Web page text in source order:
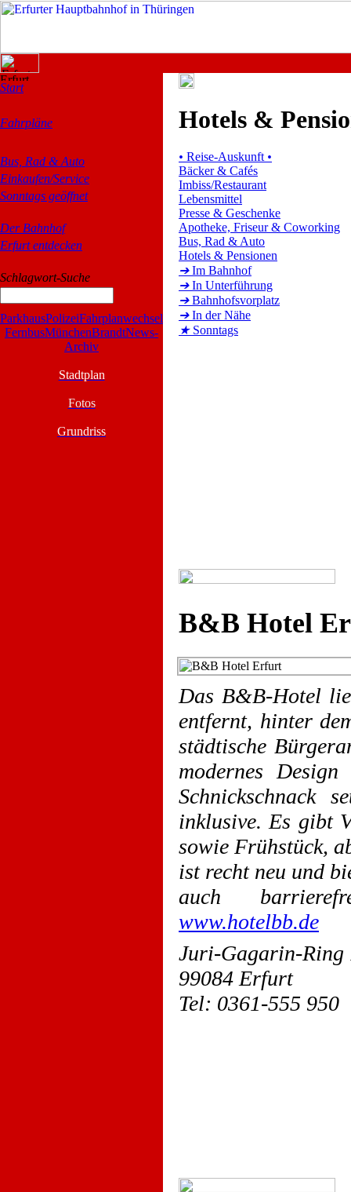
Start
Fahrpläne
Bus, Rad & Auto
Einkaufen/Service
Sonntags geöffnet
Der Bahnhof
Erfurt entdecken
Schlagwort-Suche
ParkhausPolizeiFahrplanwechsel
FernbusMünchenBrandtNews-
Archiv
Stadtplan
Fotos
Grundriss
Hotels &
• Reise-Auskunft •
Bäcker & Cafés
Imbiss/Restaurant
Lebensmittel
Presse & Geschenke
Apotheke, Friseur & Coworking
Bus, Rad & Auto
Hotels & Pensionen
➔Im Bahnhof
➔In Unterführung
➔Bahnhofsvorplatz
➔In der Nähe
★ Sonntags
B&B Hotel
Das B&B-Hotel
entfernt, hinter
städtische
modernes
Schnickschnack
inklusive. Es gibt
sowie Frühstück,
ist recht neu und
auch
www.hotelbb.de
Juri-Gagarin-
99084 Erfurt
Tel: 0361-555 950